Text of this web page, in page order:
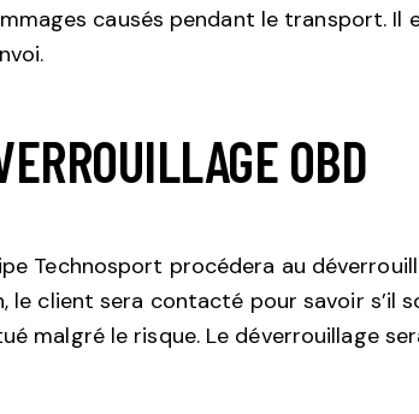
causés pendant le transport. Il
OBD
Technosport procédera au
le client sera contacté pour savoir s’il
malgré le risque. Le déverrouillage